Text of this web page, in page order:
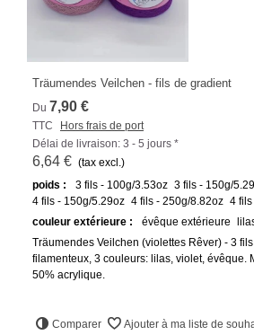
Träumendes Veilchen - fils de gradient
Du 7,90 €
TTC
Hors frais de port
Délai de livraison: 3 - 5 jours *
6,64 € (tax excl.)
poids :
3 fils - 100g/3.53oz 3 fils - 150g/
4 fils - 150g/5.29oz 4 fils - 250g/8.82oz 4
couleur extérieure :
évêque extérieure
Träumendes Veilchen (violettes Rêver) - 3
filamenteux, 3 couleurs: lilas, violet, évêque.
50% acrylique.
Comparer Ajouter à ma liste de